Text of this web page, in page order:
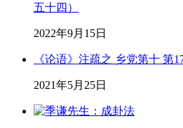
五十四）
2022年9月15日
《论语》注疏之 乡党第十 第
2021年5月25日